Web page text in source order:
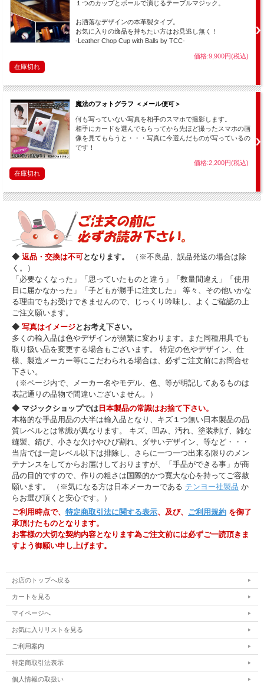
１つのカップとボールで演じるテーブルマジック。
お洒落なデザインの本革製タイプ。
お気に入りの逸品を持ちたい方はお見逃し無く！
-Leather Chop Cup with Balls by TCC-
価格:9,900円(税込)
在庫切れ
魔法のフォトグラフ ＜メール便可＞
何も写っていない写真を相手のスマホで撮影します。
相手にカードを選んでもらってから先ほど撮ったスマホの画
像を見てもらうと・・・写真に今選んだものが写っているの
です！
価格:2,200円(税込)
在庫切れ
◆ 返品・交換は不可となります。
（※不良品、誤品発送の場合は除
く。）
「必要なくなった」「思っていたものと違う」「数量間違え」「使用
日に届かなかった」「子どもが勝手に注文した」 等々、その他いかな
る理由でもお受けできませんので、じっくり吟味し、よくご確認の上
ご注文願います。
◆ 写真はイメージとお考え下さい。
多くの輸入品は色やデザインが頻繁に変わります。また同種用具でも
取り扱い品を変更する場合もございます。 特定の色やデザイン、仕
様、製造メーカー等にこだわられる場合は、必ずご注文前にお問合せ
下さい。
（※ページ内で、メーカー名やモデル、色、等が明記してあるものは
表記通りの品物で間違いございません。）
◆ マジックショップでは 日本製品の常識はお捨て下さい。
本格的な手品用品の大半は輸入品となり、キズ１つ無い日本製品の品
質レベルとは常識が異なります。 キズ、凹み、汚れ、塗装剥げ、雑な
縫製、錆び、小さな欠けやひび割れ、ダサいデザイン、等など・・・
当店では一定レベル以下は排除し、さらに一つ一つ出来る限りのメン
テナンスをしてからお届けしておりますが、「手品ができる事」が商
品の目的ですので、作りの粗さは国際的かつ寛大な心を持ってご容赦
願います。 （※気になる方は日本メーカーである テンヨー社製品 か
らお選び頂くと安心です。）
ご利用時点で、 特定商取引法に関する表示、及び、 ご利用規約 を御了
承頂けたものとなります。
お客様の大切な契約内容となります為ご注文前には必ずご一読頂きま
すよう御願い申し上げます。
お店のトップへ戻る
カートを見る
マイページへ
お気に入りリストを見る
ご利用案内
特定商取引法表示
個人情報の取扱い